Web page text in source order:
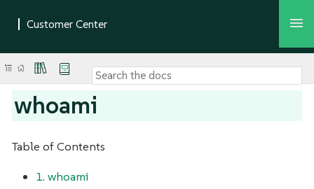
whoami
Table of Contents
1. whoami